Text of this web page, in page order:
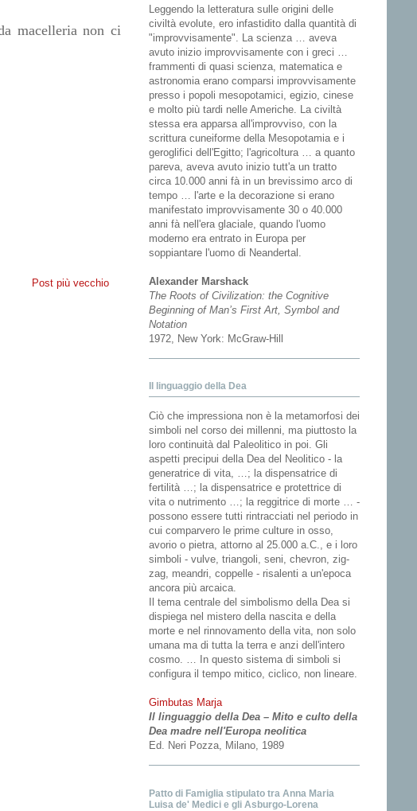
macelleria non ci
Post più vecchio
Leggendo la letteratura sulle origini delle
civiltà evolute, ero infastidito dalla quantità di
"improvvisamente". La scienza … aveva
avuto inizio improvvisamente con i greci …
frammenti di quasi scienza, matematica e
astronomia erano comparsi improvvisamente
presso i popoli mesopotamici, egizio, cinese
e molto più tardi nelle Americhe. La civiltà
stessa era apparsa all'improvviso, con la
scrittura cuneiforme della Mesopotamia e i
geroglifici dell'Egitto; l'agricoltura … a quanto
pareva, aveva avuto inizio tutt'a un tratto
circa 10.000 anni fà in un brevissimo arco di
tempo … l'arte e la decorazione si erano
manifestato improvvisamente 30 o 40.000
anni fà nell'era glaciale, quando l'uomo
moderno era entrato in Europa per
soppiantare l'uomo di Neandertal.
Alexander Marshack
The Roots of Civilization: the Cognitive
Beginning of Man’s First Art, Symbol and
Notation
1972, New York: McGraw-Hill
Il linguaggio della Dea
Ciò che impressiona non è la metamorfosi dei
simboli nel corso dei millenni, ma piuttosto la
loro continuità dal Paleolitico in poi. Gli
aspetti precipui della Dea del Neolitico - la
generatrice di vita, …; la dispensatrice di
fertilità …; la dispensatrice e protettrice di
vita o nutrimento …; la reggitrice di morte … -
possono essere tutti rintracciati nel periodo in
cui comparvero le prime culture in osso,
avorio o pietra, attorno al 25.000 a.C., e i loro
simboli - vulve, triangoli, seni, chevron, zig-
zag, meandri, coppelle - risalenti a un'epoca
ancora più arcaica.
Il tema centrale del simbolismo della Dea si
dispiega nel mistero della nascita e della
morte e nel rinnovamento della vita, non solo
umana ma di tutta la terra e anzi dell'intero
cosmo. … In questo sistema di simboli si
configura il tempo mitico, ciclico, non lineare.
Gimbutas Marja
Il linguaggio della Dea – Mito e culto della
Dea madre nell'Europa neolitica
Ed. Neri Pozza, Milano, 1989
Patto di Famiglia stipulato tra Anna Maria
Luisa de' Medici e gli Asburgo-Lorena